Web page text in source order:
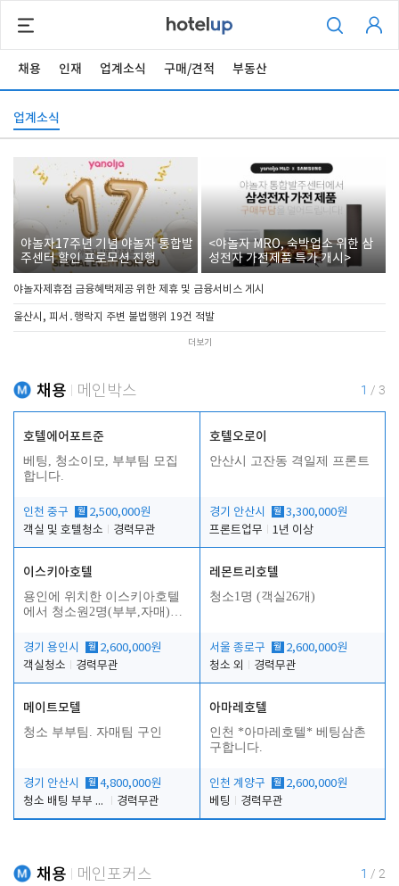
채용 인재 업계소식 구매/견적 부동산
업계소식
야놀자17주년 기념 야놀자 통합발
주센터 할인 프로모션 진행
<야놀자 MRO, 숙박업소 위한 삼
성전자 가전제품 특가 개시>
야놀자제휴점 금융혜택제공 위한 제휴 및 금융서비스 게시
울산시, 피서․행락지 주변 불법행위 19건 적발
더보기
채용 메인박스 1 / 3
호텔에어포트준
베팅, 청소이모, 부부팀 모집
합니다.
인천 중구 월 2,500,000원
객실 및 호텔청소
경력무관
호텔오로이
안산시 고잔동 격일제 프론트
경기 안산시 월 3,300,000원
프론트업무
1년 이상
이스키아호텔
용인에 위치한 이스키아호텔
에서 청소원2명(부부,자매)을
경기 용인시
월 2,600,000원
객실청소
경력무관
레몬트리호텔
청소1명 (객실26개)
서울 종로구 월 2,600,000원
청소 외
경력무관
메이트모텔
청소 부부팀. 자매팀 구인
경기 안산시 월 4,800,000원
청소 배팅 부부 구합니다
경력무관
아마레호텔
인천 *아마레호텔* 베팅삼촌
구합니다.
인천 계양구 월 2,600,000원
베팅
경력무관
채용 메인포커스 1 / 2